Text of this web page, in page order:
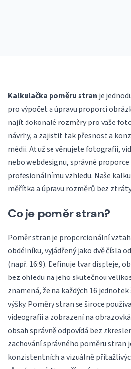
Kalkulačka poměru stran je
pro výpočet a úpravu proporcí
najít dokonalé rozměry pro vaše
návrhy, a zajistit tak přesnost a
médii. Ať už se věnujete fotografii,
nebo webdesignu, správné
profesionálnímu vzhledu. Naše
měřítka a úpravu rozměrů bez
Co je poměr stran?
Poměr stran je proporcionální vztah
obdélníku, vyjádřený jako dvě čísla
(např. 16:9). Definuje tvar displeje,
bez ohledu na jeho skutečnou
znamená, že na každých 16
výšky. Poměry stran se široce
videografii a zobrazení na
obsah správně odpovídá bez
zachování správného poměru stran
konzistentních a vizuálně